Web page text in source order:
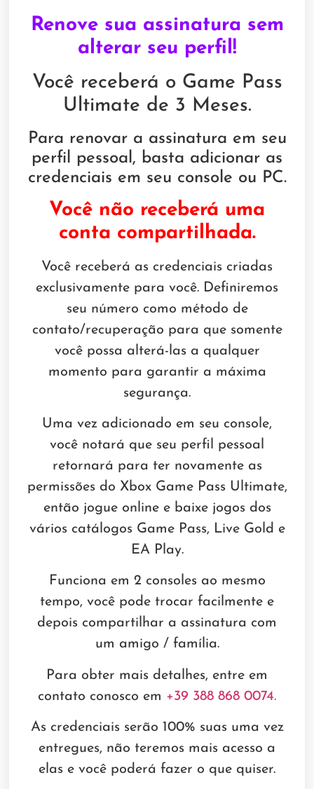
Renove sua assinatura sem
alterar seu perfil!
Você receberá o Game Pass
Ultimate de 3 Meses.
Para renovar a assinatura em seu
perfil pessoal, basta adicionar as
credenciais em seu console ou PC.
Você não receberá uma
conta compartilhada.
Você receberá as credenciais criadas
exclusivamente para você. Definiremos
seu número como método de
contato/recuperação para que somente
você possa alterá-las a qualquer
momento para garantir a máxima
segurança.
Uma vez adicionado em seu console,
você notará que seu perfil pessoal
retornará para ter novamente as
permissões do Xbox Game Pass Ultimate,
então jogue online e baixe jogos dos
vários catálogos Game Pass, Live Gold e
EA Play.
Funciona em 2 consoles ao mesmo
tempo, você pode trocar facilmente e
depois compartilhar a assinatura com
um amigo / família.
Para obter mais detalhes, entre em
contato conosco em +39 388 868 0074.
As credenciais serão 100% suas uma vez
entregues, não teremos mais acesso a
elas e você poderá fazer o que quiser.